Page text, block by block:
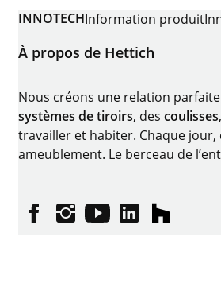
INNOTECHInformation produit
À propos de Hettich
Nous créons une relation
systèmes de tiroirs, des coulisses
travailler et habiter. Chaque
ameublement. Le berceau de
FacebookInstagram
YouTubelinkedinhouzz